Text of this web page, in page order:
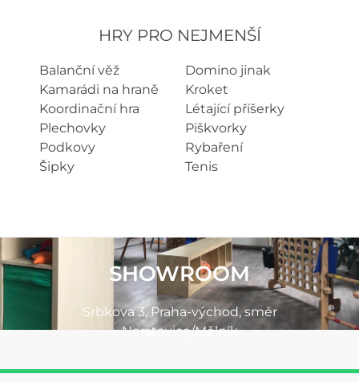
HRY PRO NEJMENŠÍ
Balanční věž
Kamarádi na hraně
Koordinační hra
Plechovky
Podkovy
Šipky
Domino jinak
Kroket
Létající příšerky
Piškvorky
Rybaření
Tenis
SHOWROOM
Srbkova 3, Praha-východ, směr
Neratovice/Mělník